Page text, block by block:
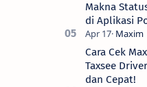
Makna
di Aplikasi
Cara Cek
Taxsee
dan Cepat!